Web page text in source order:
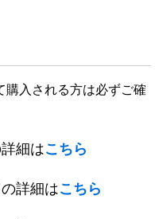
購入される方は必ずご確
細はこちら
詳細はこちら